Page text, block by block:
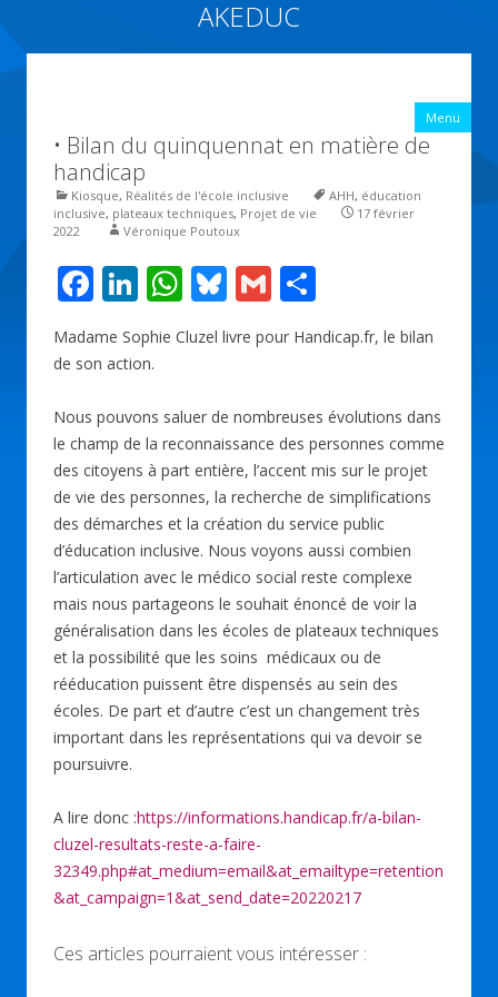
AKEDUC
Menu
• Bilan du quinquennat en matière de
handicap
Kiosque, Réalités de l'école inclusive AHH, éducation
inclusive, plateaux techniques, Projet de vie
17 février
2022
Véronique Poutoux
F
ac
e
o
o
k
Li
n
k
dI
n
W
h
at
A
p
p
Bl
u
e
y
G
m
ai
ar
ta
er
Madame Sophie Cluzel livre pour Handicap.fr, le bilan
de son action.
Nous pouvons saluer de nombreuses évolutions dans
le champ de la reconnaissance des personnes comme
des citoyens à part entière, l’accent mis sur le projet
de vie des personnes, la recherche de simplifications
des démarches et la création du service public
d’éducation inclusive. Nous voyons aussi combien
l’articulation avec le médico social reste complexe
mais nous partageons le souhait énoncé de voir la
généralisation dans les écoles de plateaux techniques
et la possibilité que les soins médicaux ou de
rééducation puissent être dispensés au sein des
écoles. De part et d’autre c’est un changement très
important dans les représentations qui va devoir se
poursuivre.
A lire donc :https://informations.handicap.fr/a-bilan-
cluzel-resultats-reste-a-faire-
32349.php#at_medium=email&at_emailtype=retention
&at_campaign=1&at_send_date=20220217
Ces articles pourraient vous intéresser :